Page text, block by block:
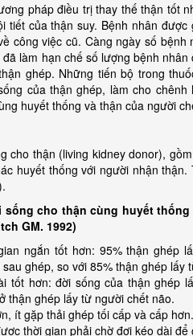
pháp điều trị thay thế thận tốt
tiết của thận suy. Bệnh nhân
công việc cũ. Càng ngày số bệnh
làm hạn chế số lượng bệnh
ghép. Những tiến bộ trong
của thận ghép, làm cho
huyết thống và thận của người
thận (living kidney donor), gồm
huyết thống với người nhận
cho thận cùng huyết
GM. 1992)
ngắn tốt hơn: 95% thận ghép
ghép, so với 85% thận ghép lấy
tốt hơn: đời sống của thận ghép
thận ghép lấy từ người chết não.
ít gặp thải ghép tối cấp và cấp hơn.
thời gian phải chờ đợi kéo dài